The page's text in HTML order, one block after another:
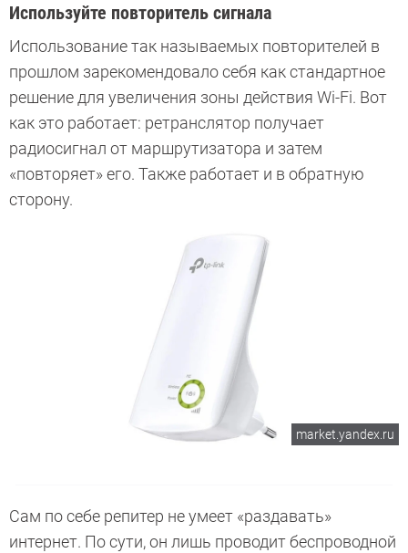
Используйте повторитель сигнала
Использование так называемых повторителей в
прошлом зарекомендовало себя как стандартное
решение для увеличения зоны действия Wi-Fi. Вот
как это работает: ретранслятор получает
радиосигнал от маршрутизатора и затем
«повторяет» его. Также работает и в обратную
сторону.
market.yandex.ru
Сам по себе репитер не умеет «раздавать»
интернет. По сути, он лишь проводит беспроводной